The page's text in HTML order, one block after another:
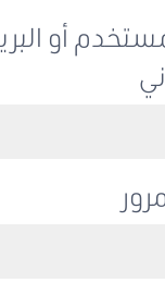
أو البريد